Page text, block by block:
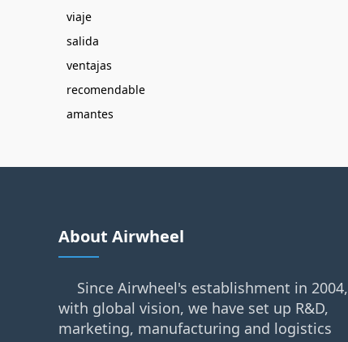
viaje
salida
ventajas
recomendable
amantes
About Airwheel
Since Airwheel's establishment in 2004,
with global vision, we have set up R&D,
marketing, manufacturing and logistics